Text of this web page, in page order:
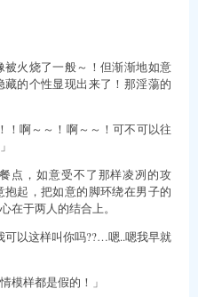
火烧了一般～！但渐渐地如意
的个性显现出来了！那淫蕩的
啊～～！啊～～！可不可以往
点，如意受不了那样凌冽的攻
起，把如意的脚环绕在男子的
在于两人的结合上。
这样叫你吗??…嗯..嗯我早就
模样都是假的！」